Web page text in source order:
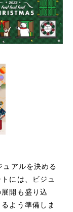
アルを決める
には、ビジュ
開も盛り込
よう準備しま